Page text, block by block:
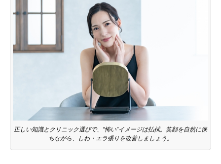
正しい知識とクリニック選びで、“怖い”イメージは払拭。笑顔を自然に保
ちながら、しわ・エラ張りを改善しましょう。